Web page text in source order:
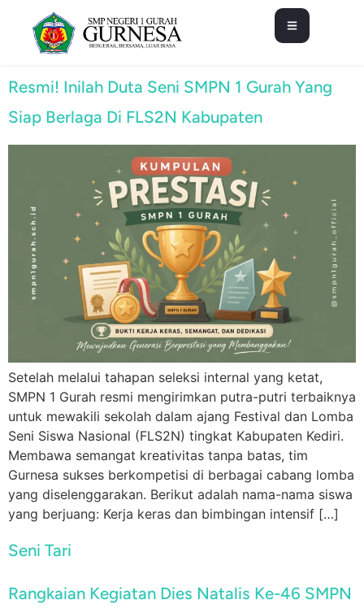
Resmi! Inilah Duta Seni SMPN 1 Gurah Yang
Siap Berlaga Di FLS2N Kabupaten
Setelah melalui tahapan seleksi internal yang ketat,
SMPN 1 Gurah resmi mengirimkan putra-putri terbaiknya
untuk mewakili sekolah dalam ajang Festival dan Lomba
Seni Siswa Nasional (FLS2N) tingkat Kabupaten Kediri.
Membawa semangat kreativitas tanpa batas, tim
Gurnesa sukses berkompetisi di berbagai cabang lomba
yang diselenggarakan. Berikut adalah nama-nama siswa
yang berjuang: Kerja keras dan bimbingan intensif […]
Seni Tari
Rangkaian Kegiatan Dies Natalis Ke-46 SMPN